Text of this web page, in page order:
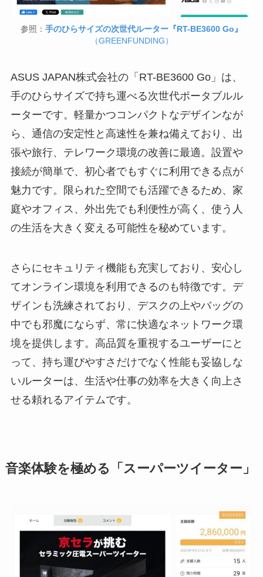
参照： 手のひらサイズの次世代ルーター『RT-BE3600 Go』
（GREENFUNDING）
ASUS JAPAN株式会社の「RT-BE3600 Go」は、
手のひらサイズで持ち運べる次世代ポータブルル
ーターです。軽量かつコンパクトなデザインなが
ら、通信の安定性と高速性を兼ね備えており、出
張や旅行、テレワーク環境の改善に最適。設置や
接続が簡単で、初心者でもすぐに利用できる点が
魅力です。限られた空間でも活躍できるため、家
庭やオフィス、外出先でも利便性が高く、使う人
の生活を大きく変える可能性を秘めています。
さらにセキュリティ機能も充実しており、安心し
てオンライン環境を利用できるのも特徴です。デ
ザインも洗練されており、デスクの上やバッグの
中でも邪魔にならず、常に快適なネットワーク環
境を提供します。高品質を重視するユーザーにと
って、持ち運びやすさだけでなく性能も妥協しな
いルーターは、生活や仕事の効率を大きく向上さ
せる頼れるアイテムです。
音楽体験を極める「スーパーツイーター」